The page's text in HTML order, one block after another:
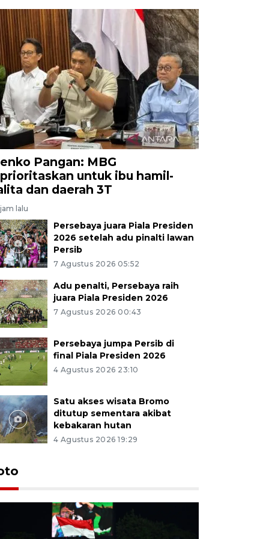
Pangan: MBG
untuk ibu hamil-
dan daerah 3T
lalu
Persebaya juara Piala Presiden
2026 setelah adu pinalti lawan
Persib
7 Agustus 2026 05:52
Adu penalti, Persebaya raih
juara Piala Presiden 2026
7 Agustus 2026 00:43
Persebaya jumpa Persib di
final Piala Presiden 2026
4 Agustus 2026 23:10
Satu akses wisata Bromo
ditutup sementara akibat
kebakaran hutan
4 Agustus 2026 19:29